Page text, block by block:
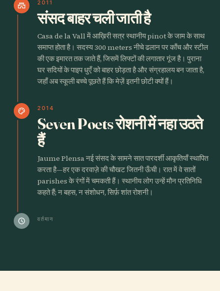
castle 2011
संसद बाहर चली जाती है
Casa de la Vall में आख़िरी सत्र स्थानीय pinot के जाम के साथ
समाप्त होता है। सदस्य 300 meters नीचे ढलान पर काँच और स्टील
की एक इमारत तक जाते हैं, जिसमें लिफ्टों की लगातार गूंज है। पुराना
घर सदियों के पाइप धुएँ को बाहर छोड़ता है और संग्रहालय बन जाता है,
जहाँ अब स्कूली बच्चे पूछते हैं कि मेज़ें इतनी छोटी क्यों हैं।
palette 2014
Seven Poets रोशनी में नहा उठते
हैं
Jaume Plensa नई संसद के सामने सात पारदर्शी आकृतियाँ स्थापित
करता है—हर एक दरवाज़े की चौखट जितनी ऊँची। रात में वे सातों
parishes के रंगों में चमकती हैं। स्थानीय लोग उन्हें मौन प्रतिनिधि
कहते हैं; न बहस, न संशोधन, सिर्फ़ शांत रोशनी।
schedule वर्तमान